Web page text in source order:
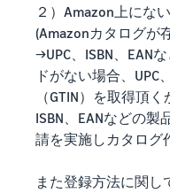
２）Amazon上にな
(Amazonカタログが
→UPC、ISBN、EAN
ドがない場合、UPC
（GTIN）を取得頂
ISBN、EANなどの製
請を実施しカタログ
また登録方法に関し